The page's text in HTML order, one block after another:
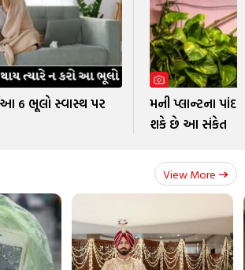
આ 6 ભૂલો સ્વાસ્થ પર
મની પ્લાન્ટના
શકે છે આ સંકેત
View More